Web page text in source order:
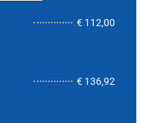
€ 112,00
€ 136,92